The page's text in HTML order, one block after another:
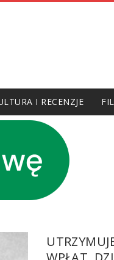
I RECENZJE